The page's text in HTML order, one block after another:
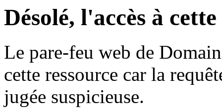
Désolé, l'accès à
Le pare-feu web de
cette ressource car la
jugée suspicieuse.